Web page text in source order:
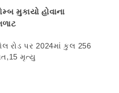
મુકાયો હોવાના
ખળભળાટ